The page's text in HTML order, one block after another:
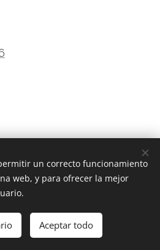
Webnode Cookies
un correcto funcionamiento
web, y para ofrecer la mejor
Aceptar todo